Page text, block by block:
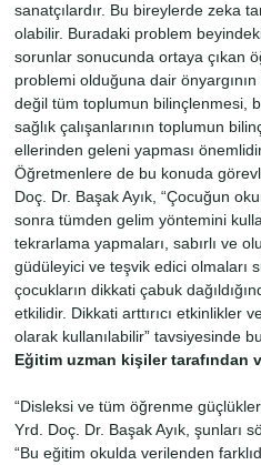
sanatçılardır. Bu bireylerde zeka
olabilir. Buradaki problem
sorunlar sonucunda ortaya çıkan
problemi olduğuna dair önyargının
değil tüm toplumun bilinçlenmesi,
sağlık çalışanlarının toplumun
ellerinden geleni yapması
Öğretmenlere de bu konuda
Doç. Dr. Başak Ayık, “Çocuğun
sonra tümden gelim yöntemini
tekrarlama yapmaları, sabırlı ve
güdüleyici ve teşvik edici olmaları
çocukların dikkati çabuk
etkilidir. Dikkati arttırıcı etkinlikler
olarak kullanılabilir” tavsiyesinde
Eğitim uzman kişiler tarafından
“Disleksi ve tüm öğrenme
Yrd. Doç. Dr. Başak Ayık, şunları
“Bu eğitim okulda verilenden